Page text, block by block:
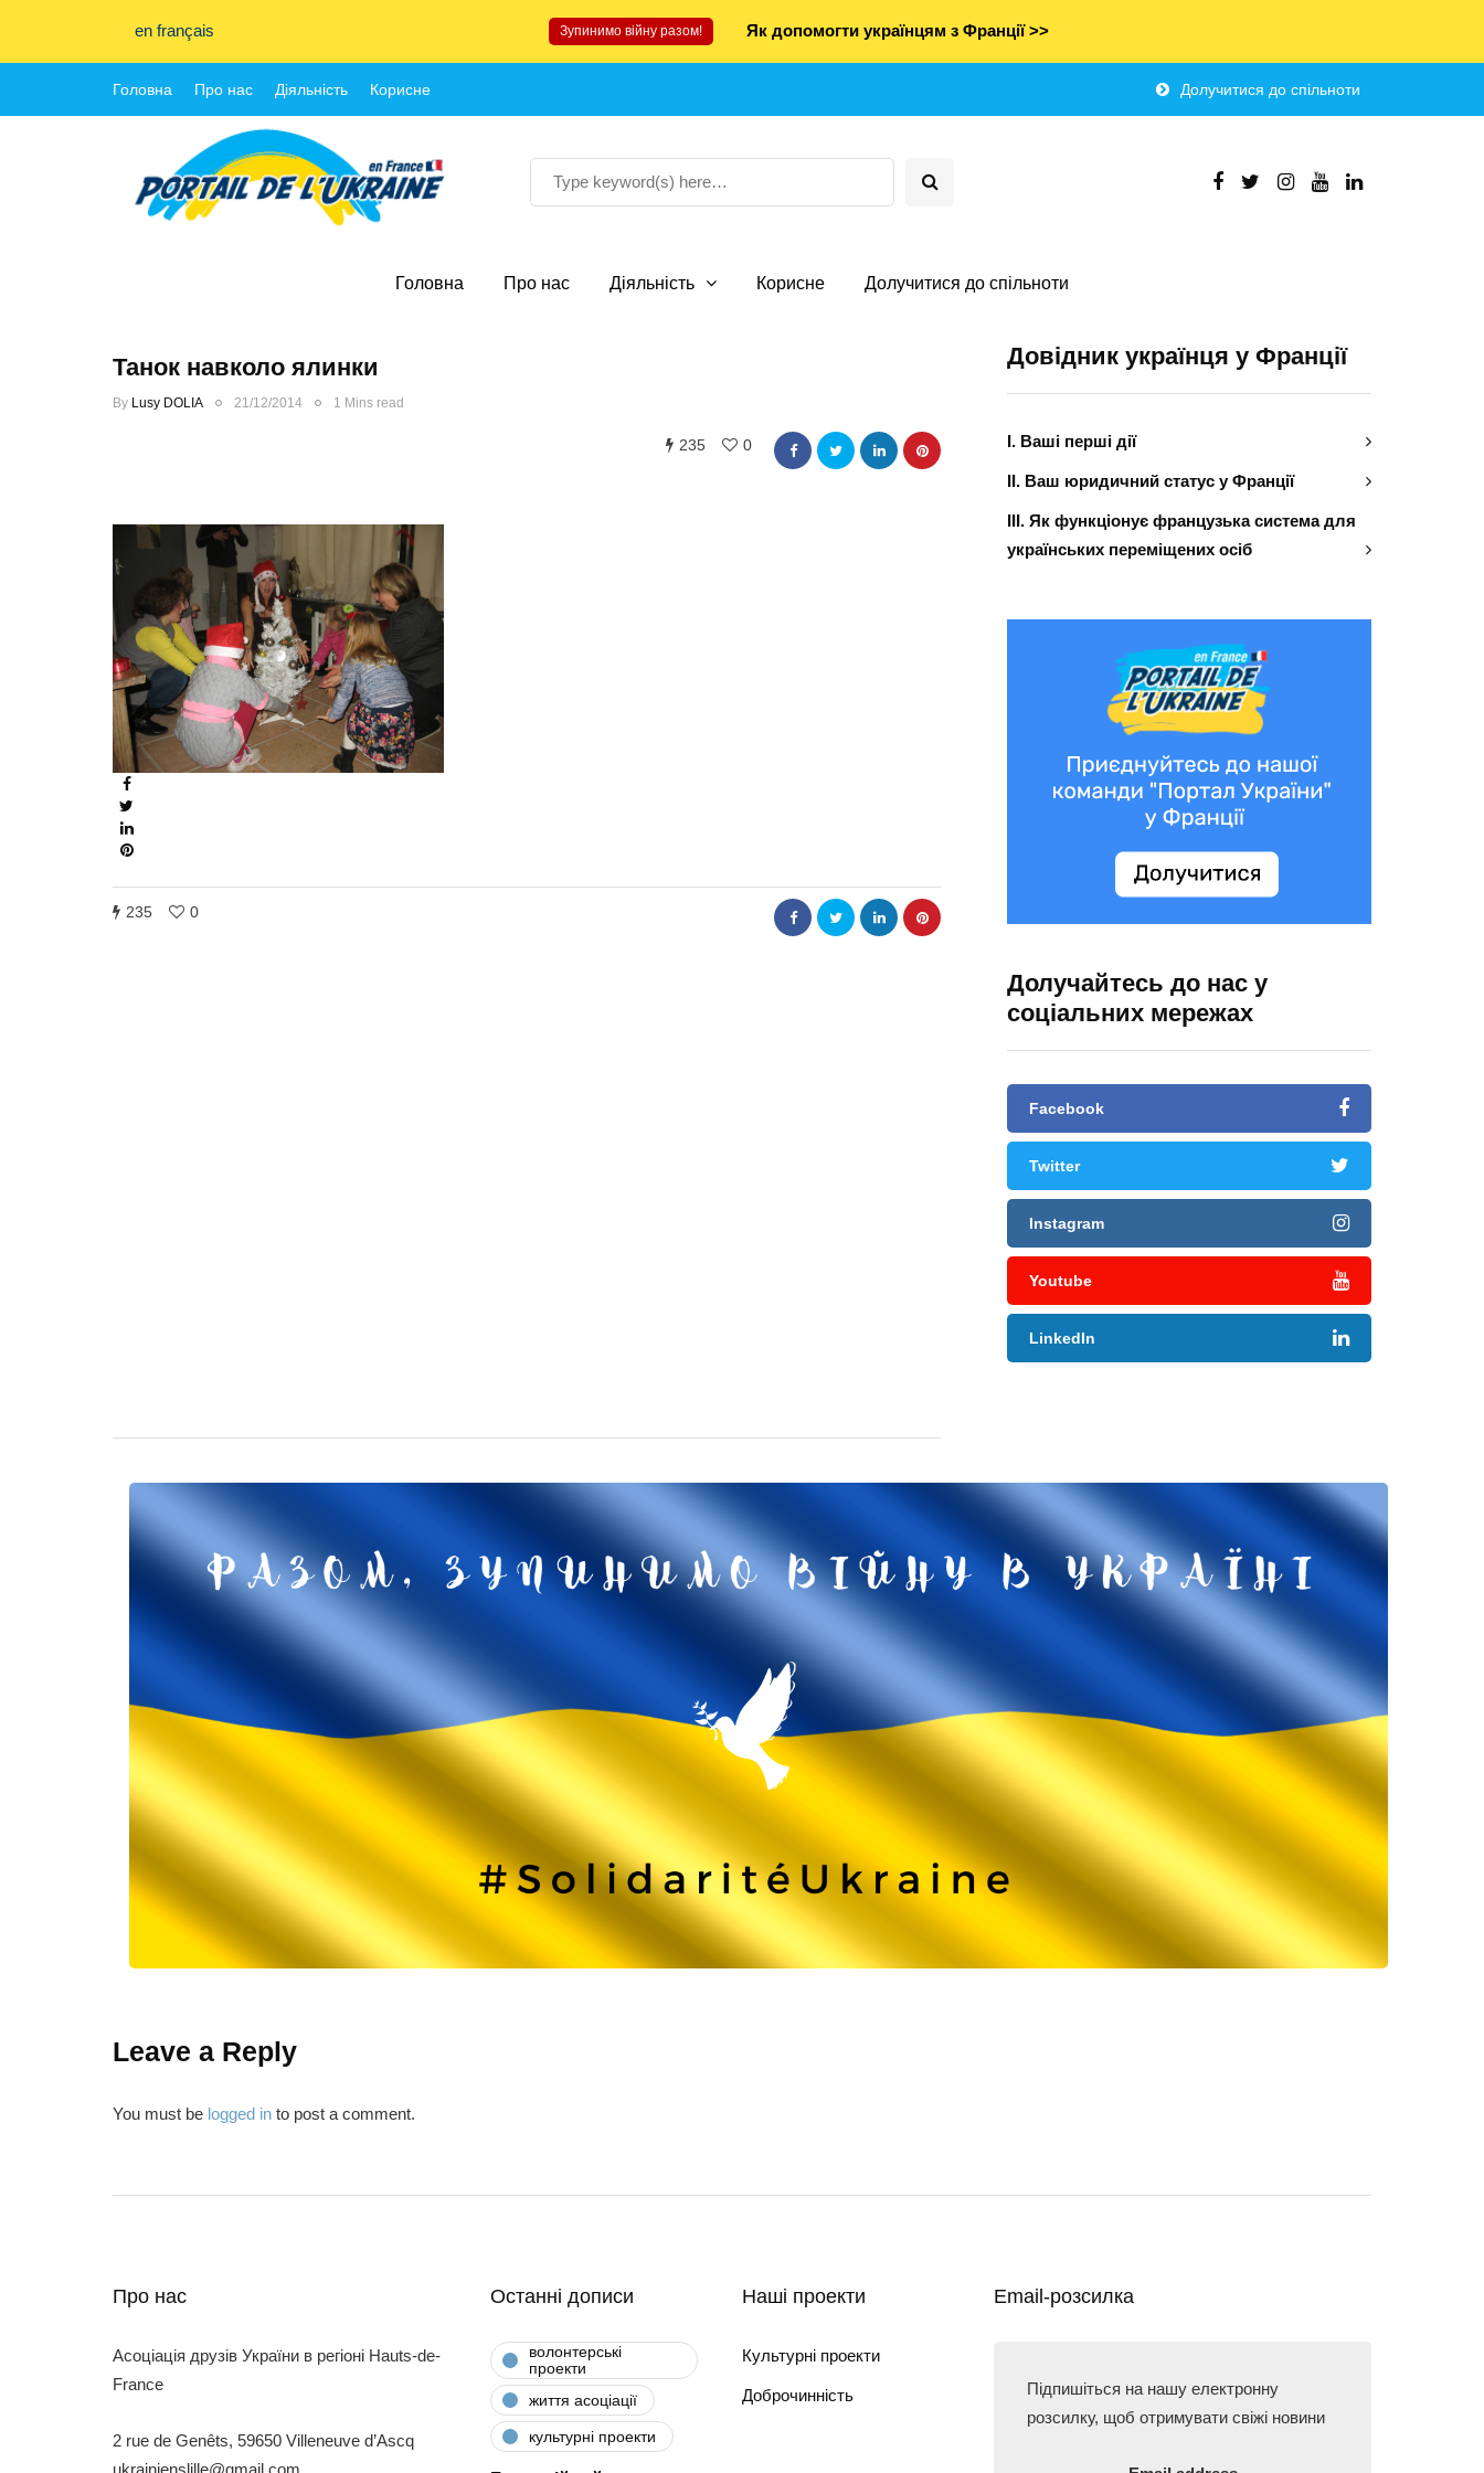
en français Зупинимо війну разом! Як допомогти українцям з Франції >>
Головна Про нас Діяльність Корисне Долучитися до спільноти
Головна Про нас Діяльність Корисне Долучитися до спільноти
Танок навколо ялинки
By Lusy DOLIA 21/12/2014 1 Mins read
235 0
235 0
Довідник українця у Франції
І. Ваші перші дії
ІІ. Ваш юридичний статус у Франції
ІІІ. Як функціонує французька система для
українських переміщених осіб
Долучайтесь до нас у
соціальних мережах
Facebook
Twitter
Instagram
Youtube
LinkedIn
Leave a Reply
You must be logged in to post a comment.
Про нас
Асоціація друзів України в регіоні Hauts-de-
France
2 rue de Genêts, 59650 Villeneuve d’Ascq
ukrainienslille@gmail.com
Останні дописи
волонтерські
проекти
життя асоціації
культурні проекти
Наші проекти
Культурні проекти
Доброчинність
Email-розсилка
Підпишіться на нашу електронну
розсилку, щоб отримувати свіжі новини